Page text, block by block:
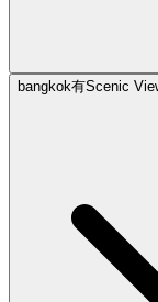
bangkok有Scenic